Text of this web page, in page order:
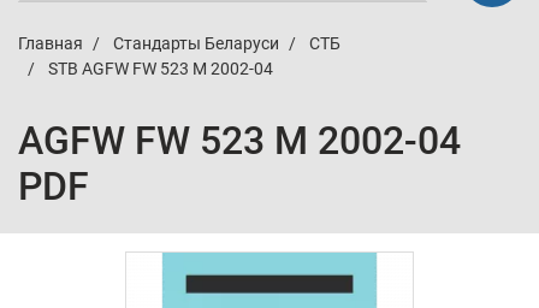
Главная Стандарты Беларуси
СТБ
STB AGFW FW 523 M 2002-04
AGFW FW 523 M 2002-04
PDF